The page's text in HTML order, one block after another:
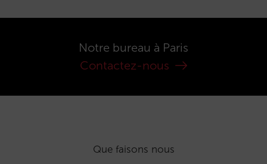
Notre bureau à Paris
Contactez-nous
Que faisons nous